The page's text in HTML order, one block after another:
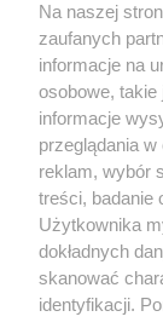
torowisk
Inwestycja
POGODA
22℃
Zobacz
Na naszej
zaufanych
informacje na
osobowe, takie
informacje
przeglądania
reklam, wybór
treści, badanie
Użytkownika
dokładnych
skanować
identyfikacji.